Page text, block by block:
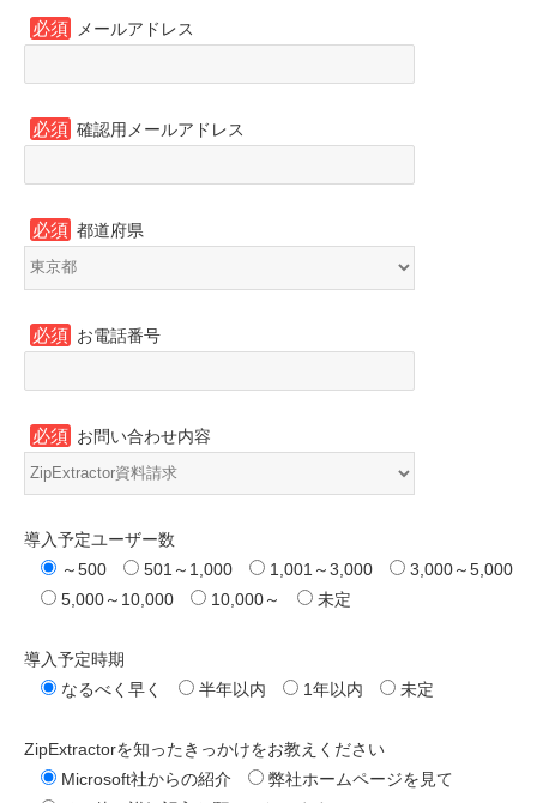
必須 メールアドレス
必須 確認用メールアドレス
必須 都道府県
必須 お電話番号
必須 お問い合わせ内容
導入予定ユーザー数
～500
501～1,000 1,001～3,000
3,000～5,000
5,000～10,000
10,000～ 未定
導入予定時期
なるべく早く
半年以内 1年以内 未定
ZipExtractorを知ったきっかけをお教えください
Microsoft社からの紹介
弊社ホームページを見て